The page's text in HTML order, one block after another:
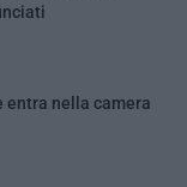
nella camera